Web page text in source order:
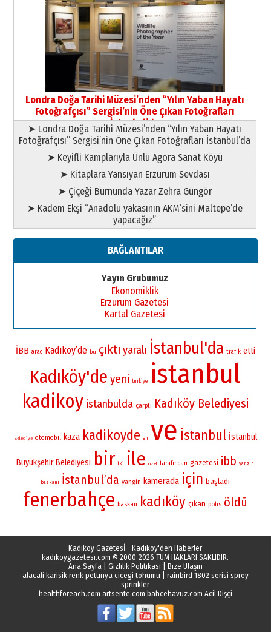
Yıldırım Gündoğdu
HAVVA’NIN ÜÇ KIZI
09 Temmuz 2026 Perşembe
Yusuf POLAT
Şampiyonluk Sebahattin Şirin’e
yazar
11 Mayıs 2026 Pazartesi
Londra Doğa Tarihi Müzesi’nden “Yılın Yaban Hayatı
Fotoğrafçısı” Sergisi’nin Öne Çıkan Fotoğrafları
İstanbul’da
➤ Londra Doğa Tarihi Müzesi’nden “Yılın Yaban Hayatı
Fotoğrafçısı” Sergisi’nin Öne Çıkan Fotoğrafları İstanbul’da
➤ Keyifli Kamplarıyla Ünlü Agora Sanat Köyü
➤ Kitaplara Yansıyan Erzurum Sevdası
➤ Çiçeği Burnunda Yazar Zehra Güngör
➤ Kadem Ekşi “Anadolu yakasının AKM’sini Maltepe’de
yapacağız”
BAĞLANTILAR
Yayın Grubumuz
Ekonomiklik
Erzurum Gazetesi
Kartal Gazetesi
İBB arac Kadıköy’de bu çıktı yaralı İstanbul'da trafik etti
Kadıköy'de yeni turkiye istanbul
kadikoy istanbulda çarptı Kadıköy Belediyesi
Belediye otomobil kaza kadikoyde en ve İstanbul İstanbul
Büyükşehir Belediyesi bir iki ile özel tarafından gazetesi ibb yangın
baskani İstanbul’da yangin kamerada için başladı
fenerbahçe baskan kadıköy çıkan polis öldü
Kadıköy Gazetesİ - Kadıköy'den Haberler
kadikoygazetesi.com © 2000-2026 TÜM HAKLARI SAKLIDIR.
Ana Sayfa| Gizlilik Politikası
Bize Ulaşın
alacali karisik renk petunya cicegi tohumu
rainbird 1802 serisi sprey
sprinkler
healthforeach.com artsente.com bahcehavuz.com Acil Dişçi